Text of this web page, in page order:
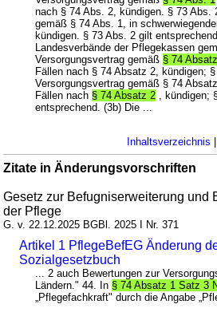
nach § 74 Abs. 2, kündigen. § 73 Abs.
gemäß § 74 Abs. 1, in
kündigen. § 73 Abs. 2 gilt
Landesverbände der Pflegekassen
Versorgungsvertrag gemäß § 74
Fällen nach § 74 Absatz 2, kündigen;
Versorgungsvertrag gemäß § 74
Fällen nach § 74 Absatz 2 , kündigen;
entsprechend. (3b) Die ...
Inhaltsverzeichnis |
Zitate in Änderungsvorschriften
Gesetz zur Befugniserweiterung und
der Pflege
G. v. 22.12.2025 BGBl. 2025 I Nr. 371
Artikel 1 PflegeBefEG Änderung
Sozialgesetzbuch
... 2 auch Bewertungen zur
Ländern." 44. In § 74 Absatz 1 Satz 3
„Pflegefachkraft" durch die Angabe